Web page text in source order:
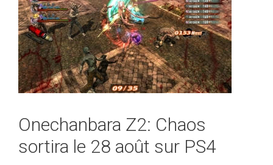
Onechanbara Z2: Chaos
sortira le 28 août sur PS4